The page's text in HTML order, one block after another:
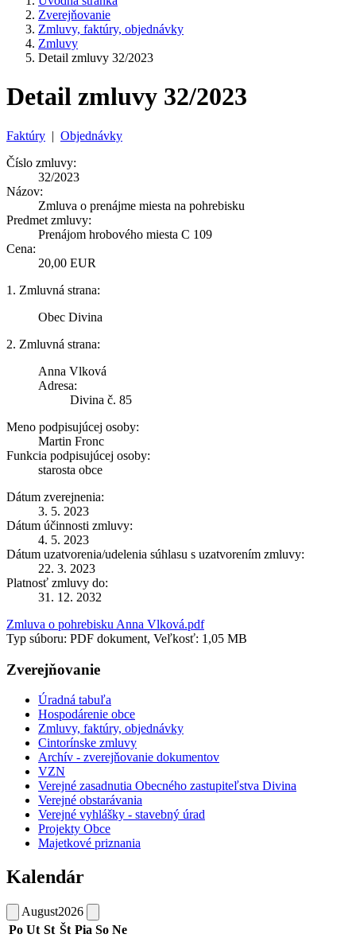
Zverejňovanie
Zmluvy, faktúry, objednávky
Zmluvy
Detail zmluvy 32/2023
Detail zmluvy 32/2023
Faktúry | Objednávky
Číslo zmluvy:
32/2023
Názov:
Zmluva o prenájme miesta na pohrebisku
Predmet zmluvy:
Prenájom hrobového miesta C 109
Cena:
20,00 EUR
1. Zmluvná strana:
Obec Divina
2. Zmluvná strana:
Anna Vlková
Adresa:
Divina č. 85
Meno podpisujúcej osoby:
Martin Fronc
Funkcia podpisujúcej osoby:
starosta obce
Dátum zverejnenia:
3. 5. 2023
Dátum účinnosti zmluvy:
4. 5. 2023
Dátum uzatvorenia/udelenia súhlasu s uzatvorením zmluvy:
22. 3. 2023
Platnosť zmluvy do:
31. 12. 2032
Zmluva o pohrebisku Anna Vlková.pdf
Typ súboru: PDF dokument, Veľkosť: 1,05 MB
Zverejňovanie
Úradná tabuľa
Hospodárenie obce
Zmluvy, faktúry, objednávky
Cintorínske zmluvy
Archív - zverejňovanie dokumentov
VZN
Verejné zasadnutia Obecného zastupiteľstva Divina
Verejné obstarávania
Verejné vyhlášky - stavebný úrad
Projekty Obce
Majetkové priznania
Kalendár
August2026
Po Ut St Št Pia So Ne